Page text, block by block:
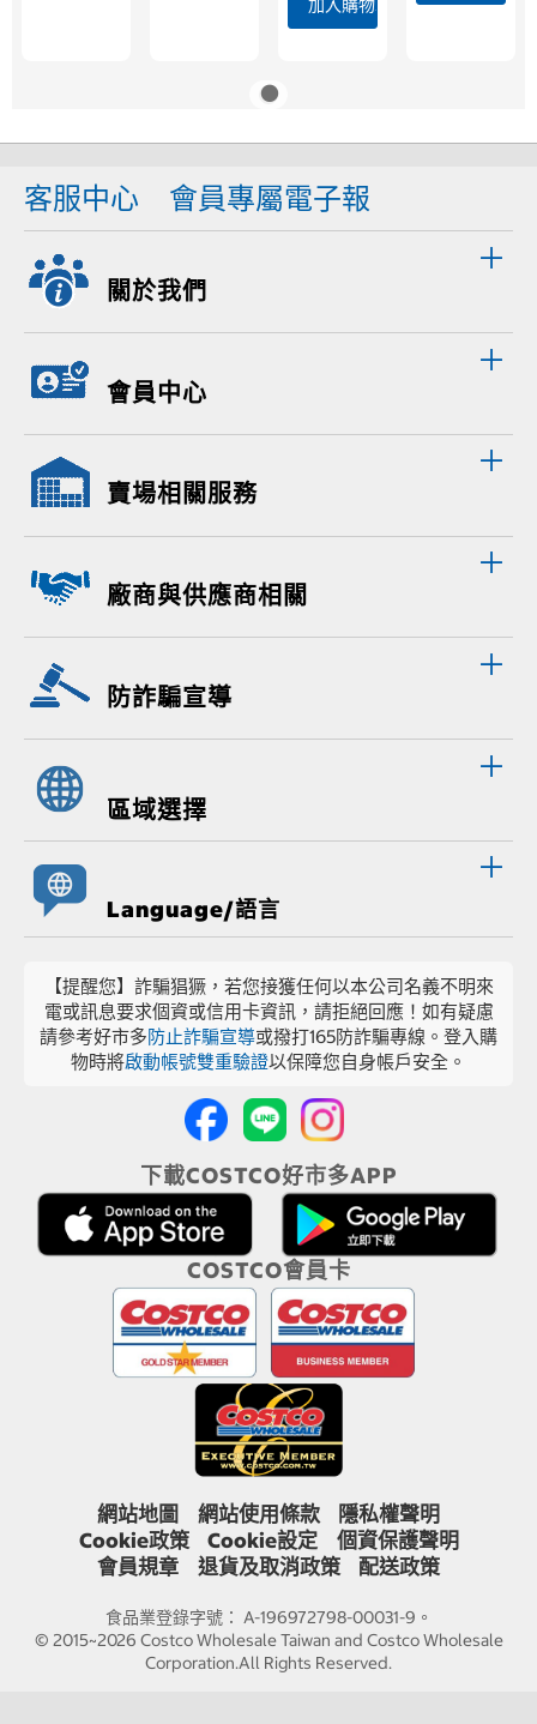
加入購物車
客服中心 會員專屬電子報
關於我們
會員中心
賣場相關服務
廠商與供應商相關
防詐騙宣導
區域選擇
Language/語言
【提醒您】詐騙猖獗，若您接獲任何以本公司名義不明來
電或訊息要求個資或信用卡資訊，請拒絕回應！如有疑慮
請參考好市多防止詐騙宣導或撥打165防詐騙專線。登入購
物時將啟動帳號雙重驗證以保障您自身帳戶安全。
下載COSTCO好市多APP
COSTCO會員卡
網站地圖 網站使用條款
隱私權聲明
Cookie政策
Cookie設定
個資保護聲明
會員規章
退貨及取消政策 配送政策
食品業登錄字號： A-196972798-00031-9。
© 2015~2026 Costco Wholesale Taiwan and Costco Wholesale
Corporation.All Rights Reserved.